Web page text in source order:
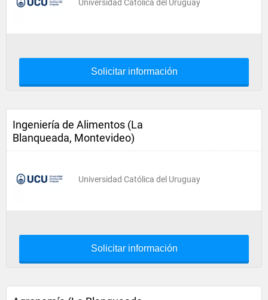
Universidad Católica del Uruguay
Solicitar información
Ingeniería de Alimentos (La
Blanqueada, Montevideo)
Universidad Católica del Uruguay
Solicitar información